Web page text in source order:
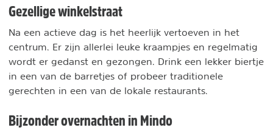
Gezellige winkelstraat
Na een actieve dag is het heerlijk vertoeven in het
centrum. Er zijn allerlei leuke kraampjes en regelmatig
wordt er gedanst en gezongen. Drink een lekker biertje
in een van de barretjes of probeer traditionele
gerechten in een van de lokale restaurants.
Bijzonder overnachten in Mindo